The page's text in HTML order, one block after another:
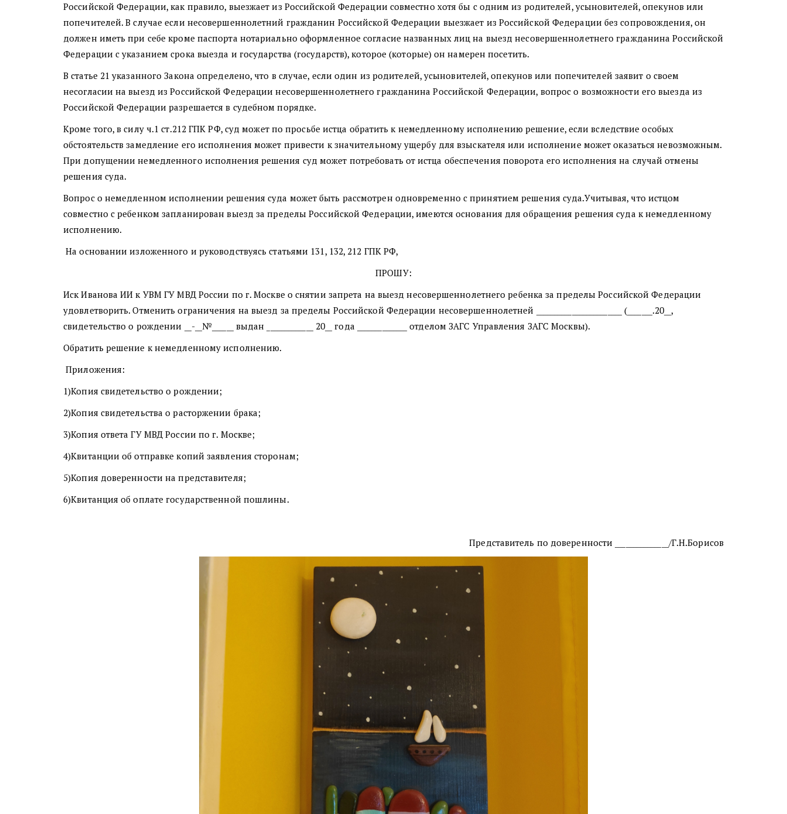
Российской Федерации, как правило, выезжает из Российской Федерации совместно хотя бы с одним из родителей, усыновителей, опекунов или
попечителей. В случае если несовершеннолетний гражданин Российской Федерации выезжает из Российской Федерации без сопровождения, он
должен иметь при себе кроме паспорта нотариально оформленное согласие названных лиц на выезд несовершеннолетнего гражданина Российской
Федерации с указанием срока выезда и государства (государств), которое (которые) он намерен посетить.
В статье 21 указанного Закона определено, что в случае, если один из родителей, усыновителей, опекунов или попечителей заявит о своем
несогласии на выезд из Российской Федерации несовершеннолетнего гражданина Российской Федерации, вопрос о возможности его выезда из
Российской Федерации разрешается в судебном порядке.
Кроме того, в силу ч.1 ст.212 ГПК РФ, суд может по просьбе истца обратить к немедленному исполнению решение, если вследствие особых
обстоятельств замедление его исполнения может привести к значительному ущербу для взыскателя или исполнение может оказаться невозможным.
При допущении немедленного исполнения решения суд может потребовать от истца обеспечения поворота его исполнения на случай отмены
решения суда.
Вопрос о немедленном исполнении решения суда может быть рассмотрен одновременно с принятием решения суда.Учитывая, что истцом
совместно с ребенком запланирован выезд за пределы Российской Федерации, имеются основания для обращения решения суда к немедленному
исполнению.
На основании изложенного и руководствуясь статьями 131, 132, 212 ГПК РФ,
ПРОШУ:
Иск Иванова ИИ к УВМ ГУ МВД России по г. Москве о снятии запрета на выезд несовершеннолетнего ребенка за пределы Российской Федерации
удовлетворить. Отменить ограничения на выезд за пределы Российской Федерации несовершеннолетней ________________________ (_______.20__,
свидетельство о рождении __-__№______ выдан _____________ 20__ года ______________ отделом ЗАГС Управления ЗАГС Москвы).
Обратить решение к немедленному исполнению.
Приложения:
1)Копия свидетельство о рождении;
2)Копия свидетельства о расторжении брака;
3)Копия ответа ГУ МВД России по г. Москве;
4)Квитанции об отправке копий заявления сторонам;
5)Копия доверенности на представителя;
6)Квитанция об оплате государственной пошлины.
Представитель по доверенности _______________/Г.Н.Борисов